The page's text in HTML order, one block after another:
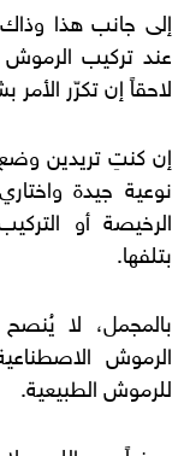
إلى جانب هذا
عند تركيب الرموش
لاحقاً إن تكرّر
إن كنتِ تريدين
نوعية جيدة
الرخيصة أو
بتلفها.
بالمجمل، لا يُنصح
الرموش
للرموش الطبيعية.